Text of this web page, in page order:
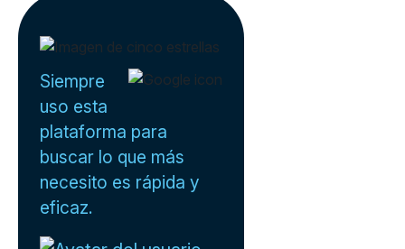
Siempre
uso esta
plataforma para
buscar lo que más
necesito es rápida y
eficaz.